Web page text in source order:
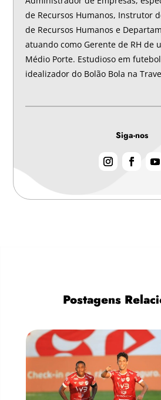
de Recursos Humanos, Instrutor
de Recursos Humanos e
atuando como Gerente de RH de
Médio Porte. Estudioso em
idealizador do Bolão Bola na
Siga-nos
Postagens